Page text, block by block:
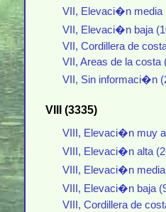
VII, Elevaci�n media
VII, Elevaci�n baja
VII, Cordillera de
VII, Areas de la costa
VII, Sin informaci�n
VIII (3335)
VIII, Elevaci�n muy
VIII, Elevaci�n alta
VIII, Elevaci�n media
VIII, Elevaci�n baja
VIII, Cordillera de